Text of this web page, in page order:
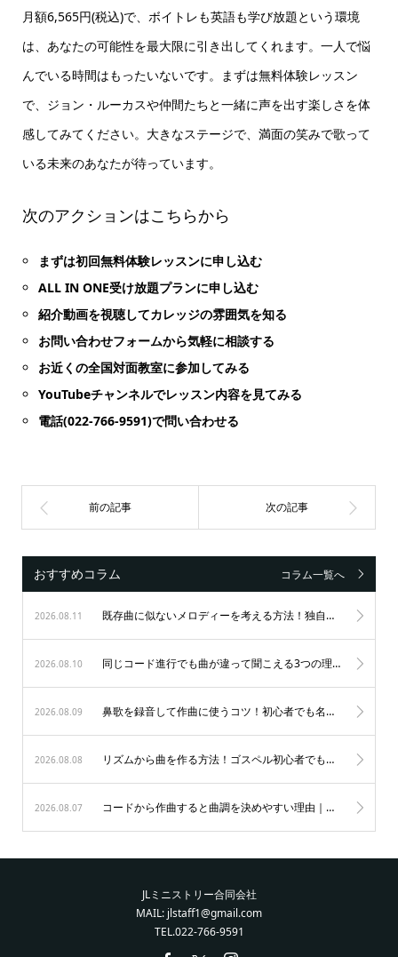
月額6,565円(税込)で、ボイトレも英語も学び放題という環境
は、あなたの可能性を最大限に引き出してくれます。一人で悩
んでいる時間はもったいないです。まずは無料体験レッスン
で、ジョン・ルーカスや仲間たちと一緒に声を出す楽しさを体
感してみてください。大きなステージで、満面の笑みで歌って
いる未来のあなたが待っています。
次のアクションはこちらから
まずは初回無料体験レッスンに申し込む
ALL IN ONE受け放題プランに申し込む
紹介動画を視聴してカレッジの雰囲気を知る
お問い合わせフォームから気軽に相談する
お近くの全国対面教室に参加してみる
YouTubeチャンネルでレッスン内容を見てみる
電話(022-766-9591)で問い合わせる
おすすめコラム コラム一覧へ
2026.08.11 既存曲に似ないメロディーを考える方法！独自性を生む4つのステップ
2026.08.10 同じコード進行でも曲が違って聞こえる3つの理由｜初心者が音楽を楽しむ秘訣
2026.08.09 鼻歌を録音して作曲に使うコツ！初心者でも名曲が生まれる3つのステップ
2026.08.08 リズムから曲を作る方法！ゴスペル初心者でもノリ良く作曲する秘訣
2026.08.07 コードから作曲すると曲調を決めやすい理由｜初心者も納得のゴスペル作曲術
JLミニストリー合同会社
MAIL: jlstaff1@gmail.com
TEL.022-766-9591